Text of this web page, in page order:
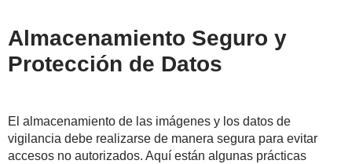
Almacenamiento Seguro y
Protección de Datos
El almacenamiento de las imágenes y los datos de
vigilancia debe realizarse de manera segura para evitar
accesos no autorizados. Aquí están algunas prácticas